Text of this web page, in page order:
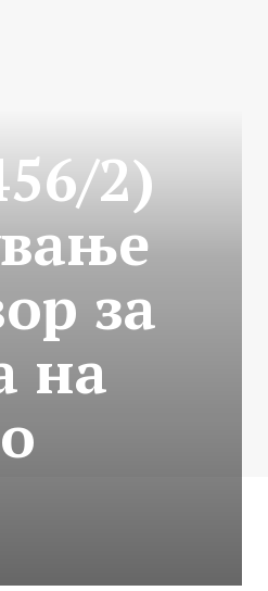
2)
за
на